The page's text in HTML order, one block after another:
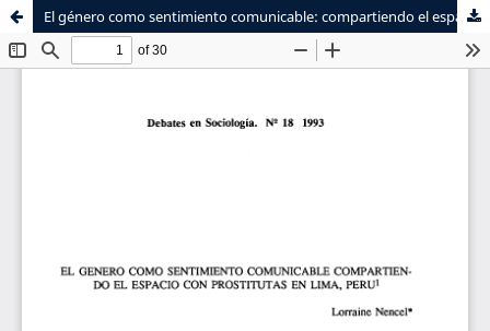
El género como sentimiento comunicable: compartiendo el espacio con prostitutas en Lima, Perú